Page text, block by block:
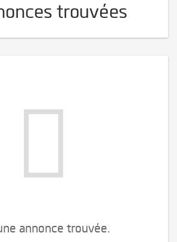
trouvées
annonce trouvée.